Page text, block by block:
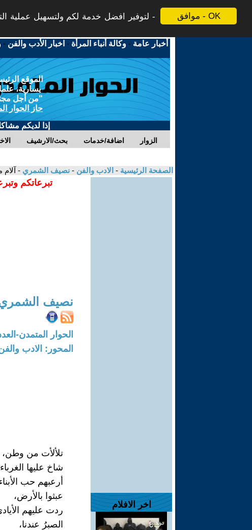
موافق - OK
لتوفير افضل خدمة لكم ولتسهيل عملية
أخبار عامة -وكالة أنباء المرأة - اخبار الأدب والفن -
الموقع
يسارية،
"من أجل
حاز الحوار
إذا لديكم
بحث/الارشيف اضافة/خدمات الزوار
الصفحة الرئيسية - الادب والفن - نصيف الشمري - آلام
اخر الافلام
تبرعاتكم
نصيف
الحوار المتمدن-العدد: 7636 - 2023 / 6 / 8 -
المحور: الادب
تلألأت من وطن،
شاخ عليها
أرعبهم حب
عبثوا بالأرض،
ردت عليهم
الصبرُ عندنا،